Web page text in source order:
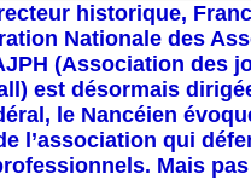
historique,
Nationale des
(Association des
est désormais
le Nancéien
l’association qui
Mais